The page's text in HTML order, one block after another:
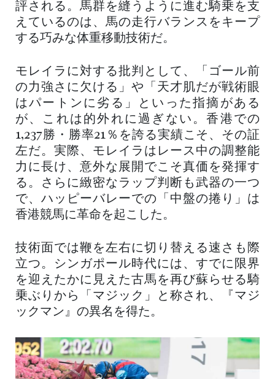
評される。馬群を縫うように進む騎乗を支
えているのは、馬の走行バランスをキープ
する巧みな体重移動技術だ。
モレイラに対する批判として、「ゴール前
の力強さに欠ける」や「天才肌だが戦術眼
はパートンに劣る」といった指摘がある
が、これは的外れに過ぎない。香港での
1,237勝・勝率21％を誇る実績こそ、その証
左だ。実際、モレイラはレース中の調整能
力に長け、意外な展開でこそ真価を発揮す
る。さらに緻密なラップ判断も武器の一つ
で、ハッピーバレーでの「中盤の捲り」は
香港競馬に革命を起こした。
技術面では鞭を左右に切り替える速さも際
立つ。シンガポール時代には、すでに限界
を迎えたかに見えた古馬を再び蘇らせる騎
乗ぶりから「マジック」と称され、『マジ
ックマン』の異名を得た。